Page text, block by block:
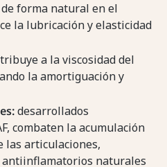
forma natural en el
la lubricación y elasticidad
a la viscosidad del
la amortiguación y
desarrollados
combaten la acumulación
las articulaciones,
antiinflamatorios naturales